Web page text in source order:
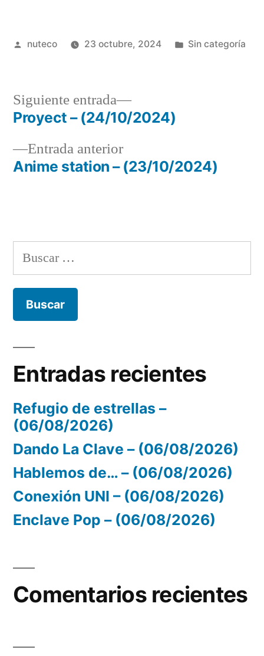
Publicada
nuteco 23 octubre, 2024
Publicada
Sin categoría
Navegación
deEntrada anteriorEntrada
anterior:
Anime station – (23/10/2024)
Siguiente entrada
Siguiente
entrada:
Proyect – (24/10/2024)
Buscar:
Entradas recientes
Refugio de estrellas –
(06/08/2026)
Dando La Clave – (06/08/2026)
Hablemos de… – (06/08/2026)
Conexión UNI – (06/08/2026)
Enclave Pop – (06/08/2026)
Comentarios recientes